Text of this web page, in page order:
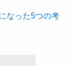
なった5つの考